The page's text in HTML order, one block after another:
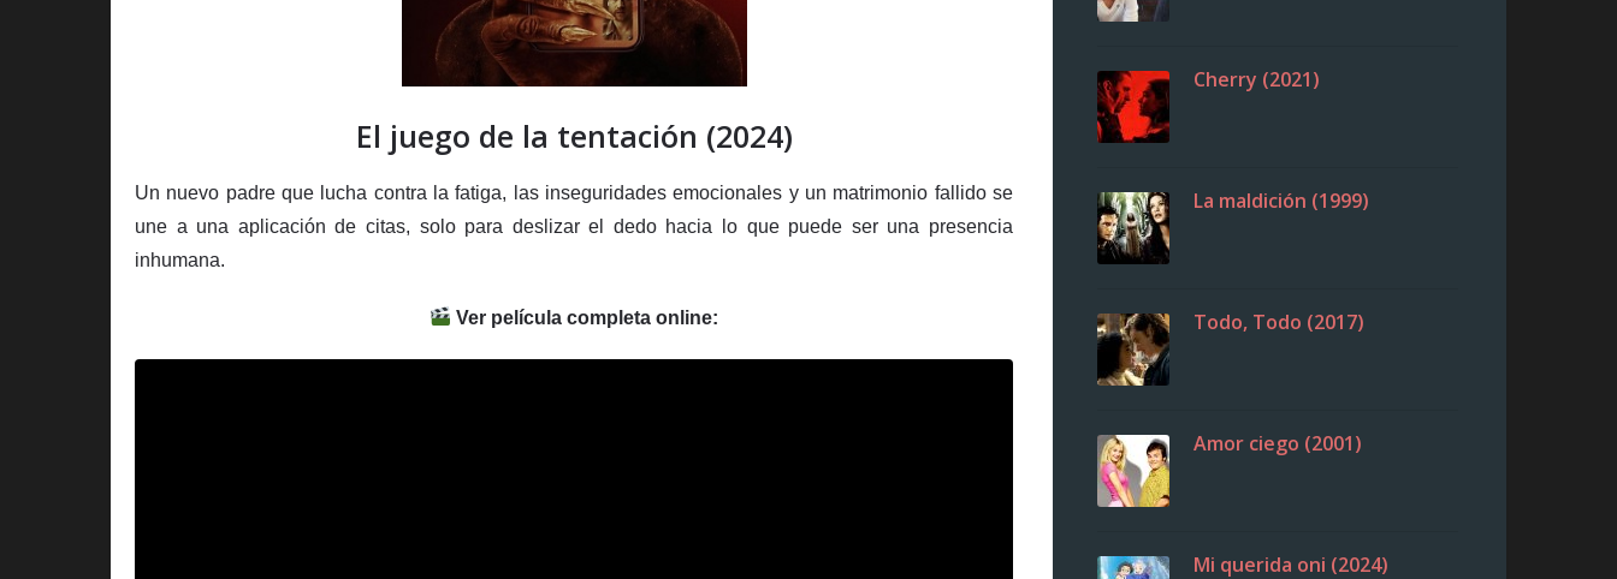
El juego de la tentación (2024)
Un nuevo padre que lucha contra la fatiga, las inseguridades emocionales y un matrimonio fallido se
une a una aplicación de citas, solo para deslizar el dedo hacia lo que puede ser una presencia
inhumana.
Ver película completa online:
Cherry (2021)
La maldición (1999)
Todo, Todo (2017)
Amor ciego (2001)
Mi querida oni (2024)